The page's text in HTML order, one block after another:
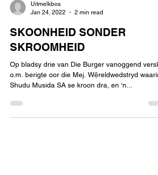
Uitmelkbos
Jan 24, 2022
2 min read
SKOONHEID SONDER
SKROOMHEID
Op bladsy drie van Die Burger vanoggend
o.m. berigte oor die Mej. Wệreldwedstryd waarin
Shudu Musida SA se kroon dra, en ‘n...